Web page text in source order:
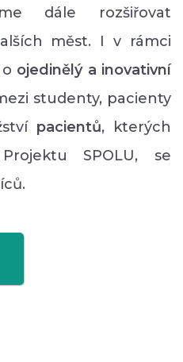
dále rozšiřovat
měst. I v rámci
ojedinělý a inovativní
studenty, pacienty
pacientů, kterých
SPOLU, se